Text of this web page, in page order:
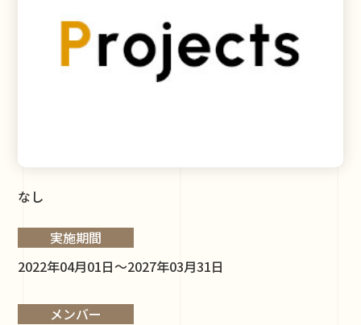
なし
実施期間
2022年04月01日～2027年03月31日
メンバー